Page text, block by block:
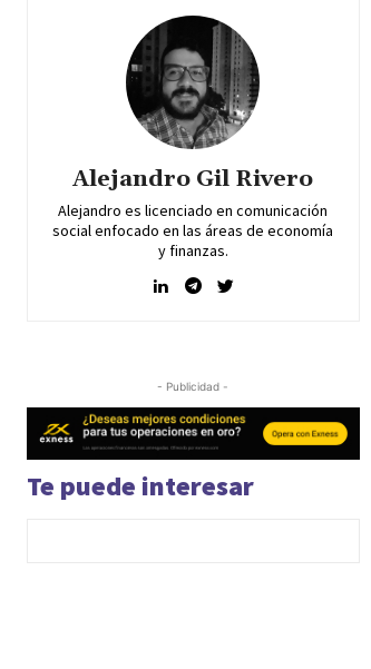
Alejandro Gil Rivero
Alejandro es licenciado en comunicación
social enfocado en las áreas de economía
y finanzas.
- Publicidad -
Te puede interesar